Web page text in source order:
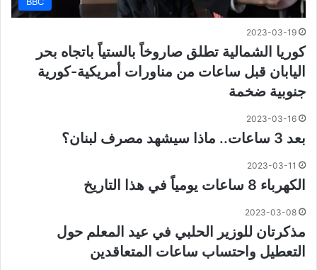
2023-03-19
كوريا الشمالية تطلق صاروخاً بالستياً باتجاه بحر
اليابان قبل ساعات من مناورات أمريكية-كورية
جنوبية ضخمة
2023-03-16
بعد 3 ساعات.. ماذا سيشهد مصرف لبنان؟
2023-03-11
الكهرباء 8 ساعات يومياً في هذا التاريخ
2023-03-08
مذكرتان للوزير الحلبي في عيد المعلم حول
التعطيل واحتساب ساعات المتعاقدين